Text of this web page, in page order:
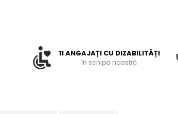
11 ANGAJAȚI CU DIZABILITĂȚI
în echipa noastră